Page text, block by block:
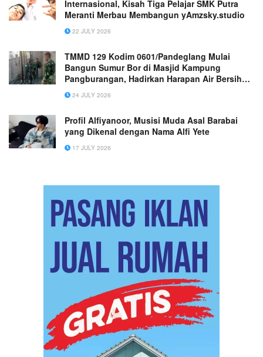
Internasional, Kisah Tiga Pelajar SMK Putra
Meranti Merbau Membangun yAmzsky.studio
22 JULY 2026
TMMD 129 Kodim 0601/Pandeglang Mulai
Bangun Sumur Bor di Masjid Kampung
Pangburangan, Hadirkan Harapan Air Bersih
untuk Warga
24 JULY 2026
‎Profil Alfiyanoor, Musisi Muda Asal Barabai
yang Dikenal dengan Nama Alfi Yete
17 JULY 2026